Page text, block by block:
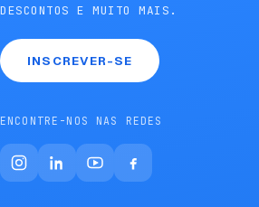
DESCONTOS E MUITO MAIS.
INSCREVER-SE
ENCONTRE-NOS NAS REDES